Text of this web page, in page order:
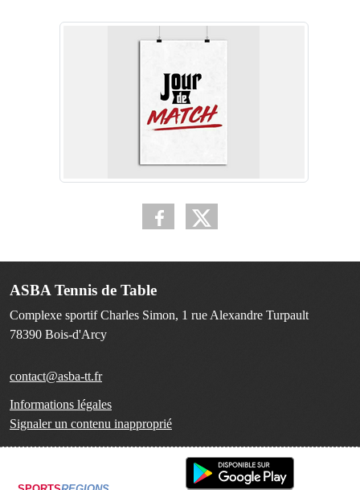
ASBA Tennis de Table
Complexe sportif Charles Simon, 1 rue Alexandre Turpault
78390 Bois-d'Arcy
contact@asba-tt.fr
Informations légales
Signaler un contenu inapproprié